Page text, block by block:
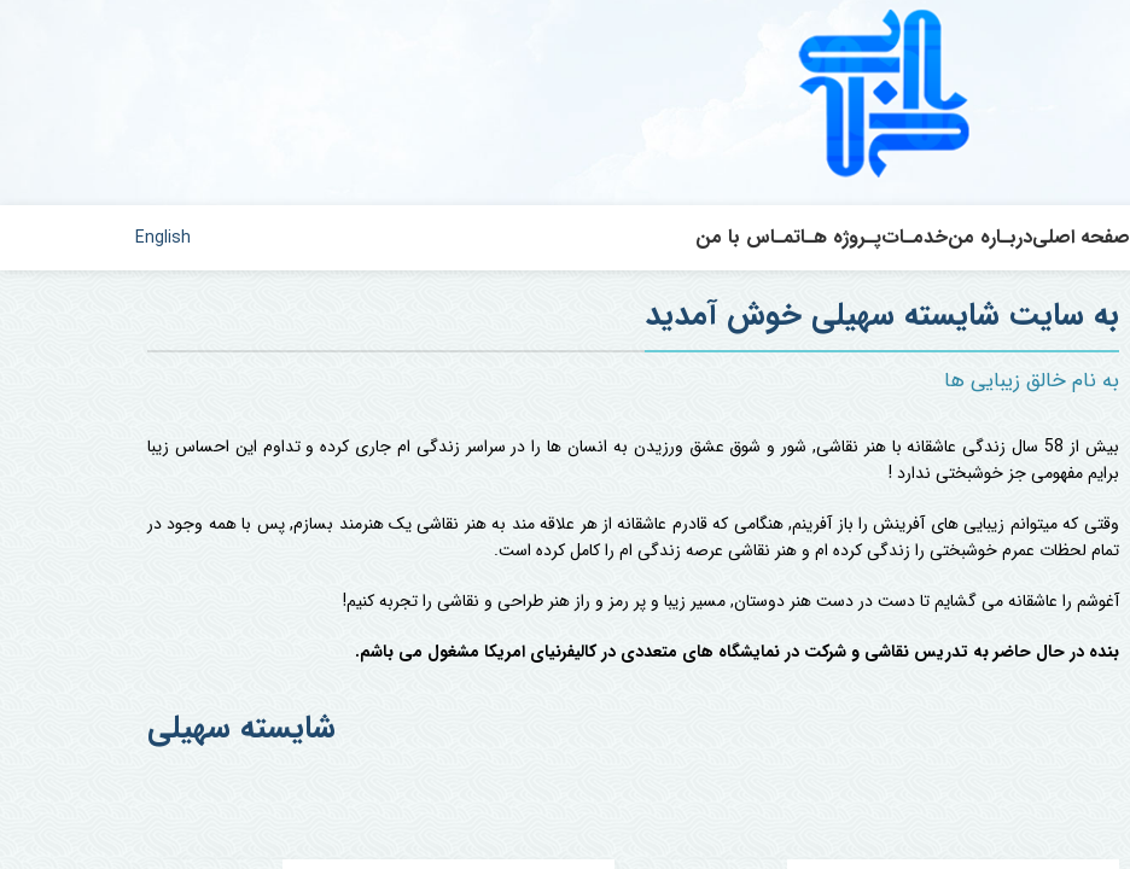
صفحه اصلیدربـاره منخدمـاتپـروژه هـاتمـاس با من English
به سایت شایسته سهیلی خوش آمدید
به نام خالق زیبایی ها
بیش از 58 سال زندگی عاشقانه با هنر نقاشی, شور و شوق عشق ورزیدن به انسان ها را در سراسر زندگی ام جاری کرده و تداوم این احساس زیبا
برایم مفهومی جز خوشبختی ندارد !
وقتی که میتوانم زیبایی های آفرینش را باز آفرینم, هنگامی که قادرم عاشقانه از هر علاقه مند به هنر نقاشی یک هنرمند بسازم, پس با همه وجود در
تمام لحظات عمرم خوشبختی را زندگی کرده ام و هنر نقاشی عرصه زندگی ام را کامل کرده است.
آغوشم را عاشقانه می گشایم تا دست در دست هنر دوستان, مسیر زیبا و پر رمز و راز هنر طراحی و نقاشی را تجربه کنیم!
بنده در حال حاضر به تدریس نقاشی و شرکت در نمایشگاه های متعددی در کالیفرنیای امریکا مشغول می باشم.
شایسته سهیلی